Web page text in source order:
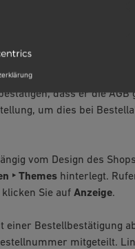
sein muss. Dessen
dass der Kauf eine
können
dass er die AGB
um dies bei
vom Design des
‣ Themeshinterlegt.
Sie auf Anzeige.
einer Bestellbestätigung
mitgeteilt.